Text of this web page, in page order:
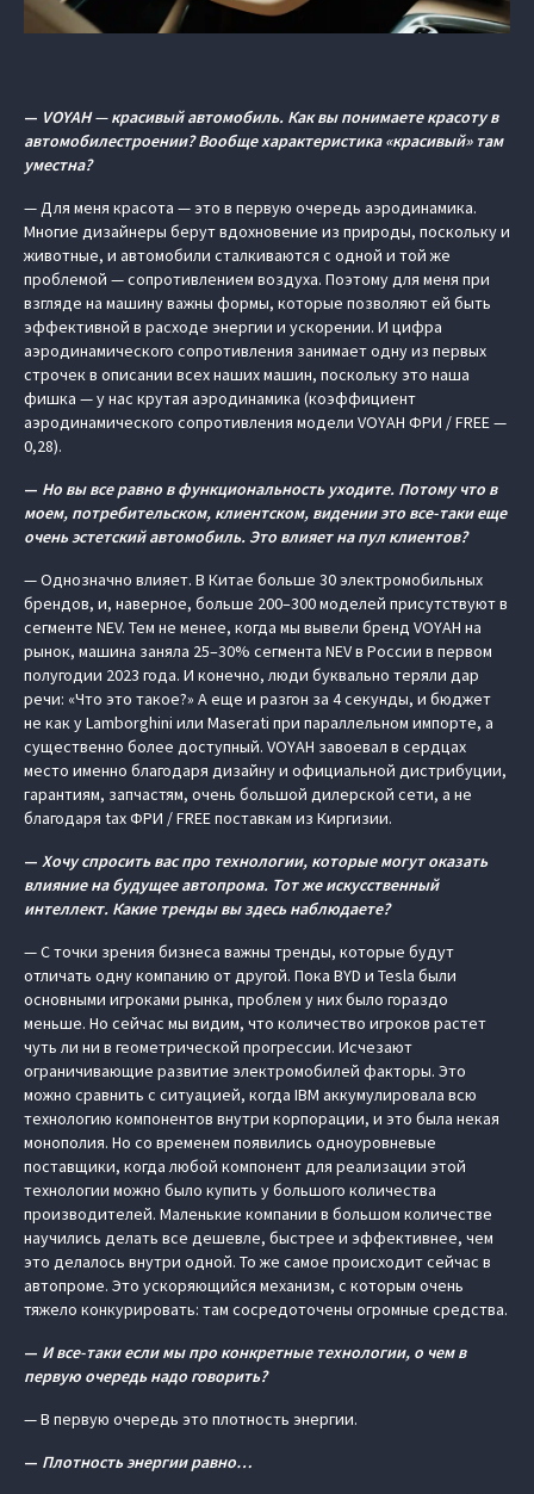
— VOYAH — красивый автомобиль. Как вы понимаете красоту в
автомобилестроении? Вообще характеристика «красивый» там
уместна?
— Для меня красота — это в первую очередь аэродинамика.
Многие дизайнеры берут вдохновение из природы, поскольку и
животные, и автомобили сталкиваются с одной и той же
проблемой — сопротивлением воздуха. Поэтому для меня при
взгляде на машину важны формы, которые позволяют ей быть
эффективной в расходе энергии и ускорении. И цифра
аэродинамического сопротивления занимает одну из первых
строчек в описании всех наших машин, поскольку это наша
фишка — у нас крутая аэродинамика (коэффициент
аэродинамического сопротивления модели VOYAH ФРИ / FREE —
0,28).
— Но вы все равно в функциональность уходите. Потому что в
моем, потребительском, клиентском, видении это все-таки еще
очень эстетский автомобиль. Это влияет на пул клиентов?
— Однозначно влияет. В Китае больше 30 электромобильных
брендов, и, наверное, больше 200–300 моделей присутствуют в
сегменте NEV. Тем не менее, когда мы вывели бренд VOYAH на
рынок, машина заняла 25–30% сегмента NEV в России в первом
полугодии 2023 года. И конечно, люди буквально теряли дар
речи: «Что это такое?» А еще и разгон за 4 секунды, и бюджет
не как у Lamborghini или Maserati при параллельном импорте, а
существенно более доступный. VOYAH завоевал в сердцах
место именно благодаря дизайну и официальной дистрибуции,
гарантиям, запчастям, очень большой дилерской сети, а не
благодаря tax ФРИ / FREE поставкам из Киргизии.
— Хочу спросить вас про технологии, которые могут оказать
влияние на будущее автопрома. Тот же искусственный
интеллект. Какие тренды вы здесь наблюдаете?
— С точки зрения бизнеса важны тренды, которые будут
отличать одну компанию от другой. Пока BYD и Tesla были
основными игроками рынка, проблем у них было гораздо
меньше. Но сейчас мы видим, что количество игроков растет
чуть ли ни в геометрической прогрессии. Исчезают
ограничивающие развитие электромобилей факторы. Это
можно сравнить с ситуацией, когда IBM аккумулировала всю
технологию компонентов внутри корпорации, и это была некая
монополия. Но со временем появились одноуровневые
поставщики, когда любой компонент для реализации этой
технологии можно было купить у большого количества
производителей. Маленькие компании в большом количестве
научились делать все дешевле, быстрее и эффективнее, чем
это делалось внутри одной. То же самое происходит сейчас в
автопроме. Это ускоряющийся механизм, с которым очень
тяжело конкурировать: там сосредоточены огромные средства.
— И все-таки если мы про конкретные технологии, о чем в
первую очередь надо говорить?
— В первую очередь это плотность энергии.
— Плотность энергии равно…